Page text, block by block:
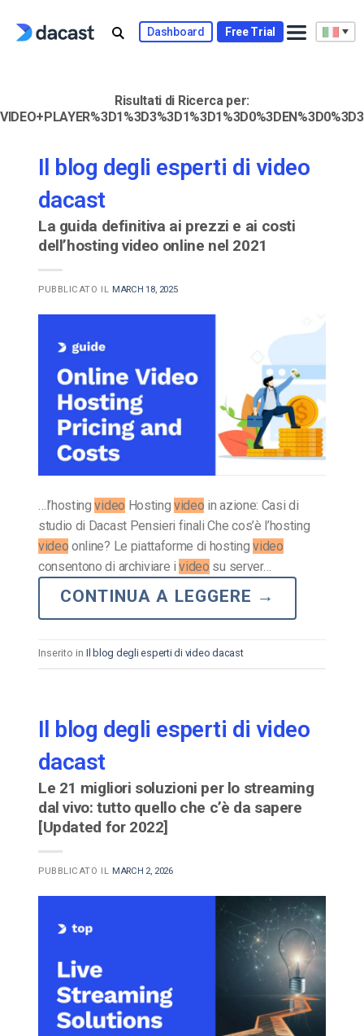
Dashboard Free Trial
Risultati di Ricerca per:
Il blog degli esperti di video
dacast
La guida definitiva ai prezzi e ai costi
dell’hosting video online nel 2021
PUBBLICATO IL MARCH 18, 2025
…l’hostingvideo Hostingvideo in azione: Casi di
studio di Dacast Pensieri finali Che cos’è l’hosting
video online? Le piattaforme di hostingvideo
consentono di archiviare ivideo su server…
CONTINUA A LEGGERE →
Inserito in Il blog degli esperti di video dacast
Il blog degli esperti di video
dacast
Le 21 migliori soluzioni per lo streaming
dal vivo: tutto quello che c’è da sapere
[Updated for 2022]
PUBBLICATO IL MARCH 2, 2026